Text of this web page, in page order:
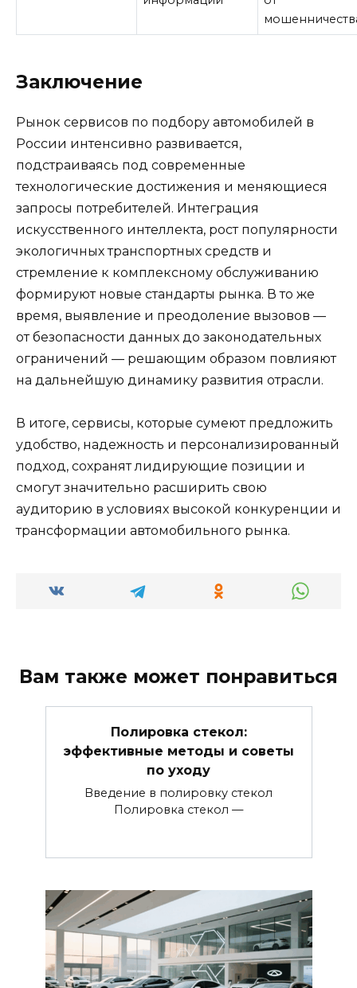
Заключение
Рынок сервисов по подбору автомобилей в
России интенсивно развивается,
подстраиваясь под современные
технологические достижения и меняющиеся
запросы потребителей. Интеграция
искусственного интеллекта, рост популярности
экологичных транспортных средств и
стремление к комплексному обслуживанию
формируют новые стандарты рынка. В то же
время, выявление и преодоление вызовов —
от безопасности данных до законодательных
ограничений — решающим образом повлияют
на дальнейшую динамику развития отрасли.
В итоге, сервисы, которые сумеют предложить
удобство, надежность и персонализированный
подход, сохранят лидирующие позиции и
смогут значительно расширить свою
аудиторию в условиях высокой конкуренции и
трансформации автомобильного рынка.
Вам также может понравиться
Полировка стекол:
эффективные методы и советы
по уходу
Введение в полировку стекол
Полировка стекол —